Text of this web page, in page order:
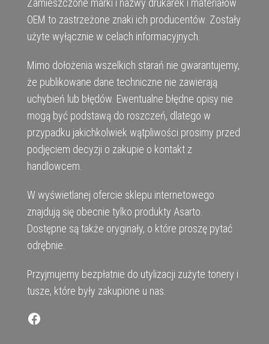
Zamieszczone marki i nazwy drukarek i materiałów
OEM to zastrzeżone znaki ich producentów. Zostały
użyte wyłącznie w celach informacyjnych.
Mimo dołożenia wszelkich starań nie gwarantujemy,
że publikowane dane techniczne nie zawierają
uchybień lub błędów. Ewentualne błędne opisy nie
mogą być podstawą do roszczeń, dlatego w
przypadku jakichkolwiek wątpliwości prosimy przed
podjęciem decyzji o zakupie o kontakt z
handlowcem.
W wyświetlanej ofercie sklepu internetowego
znajdują się obecnie tylko produkty Asarto.
Dostępne są także oryginały, o które proszę pytać
odrębnie.
Przyjmujemy bezpłatnie do utylizacji zużyte tonery i
tusze, które były zakupione u nas.
Facebook